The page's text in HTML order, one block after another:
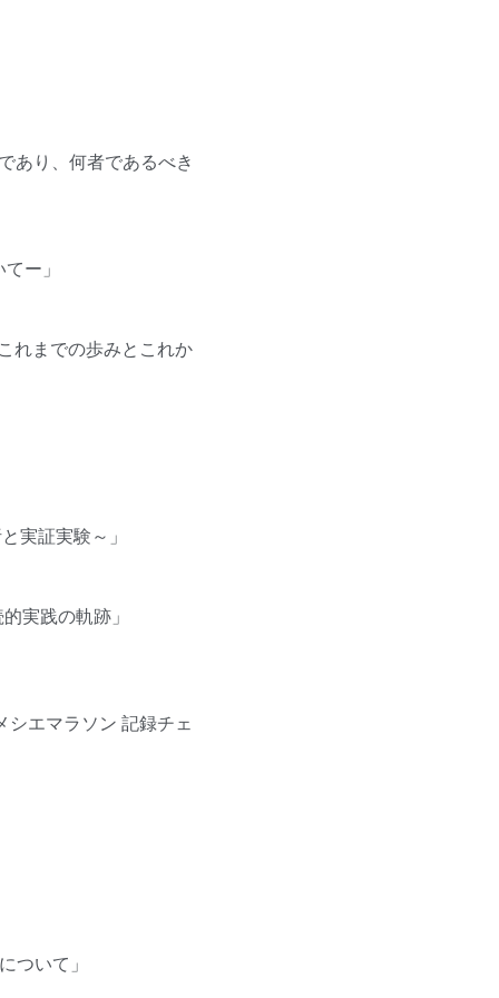
り、何者であるべき
ー」
れまでの歩みとこれか
実証実験～」
実践の軌跡」
エマラソン 記録チェ
いて」